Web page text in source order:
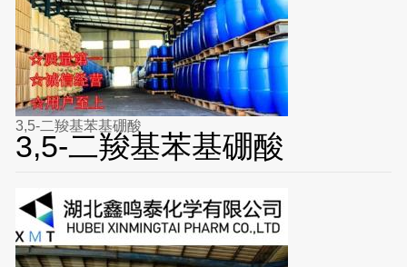
3,5-二羧基苯基硼酸
3,5-二羧基苯基硼酸